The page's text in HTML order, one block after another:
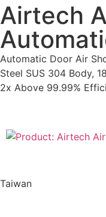
Airtech
Automatic Door Air
Steel SUS 304 Body,
2x Above 99.99%
Taiwan